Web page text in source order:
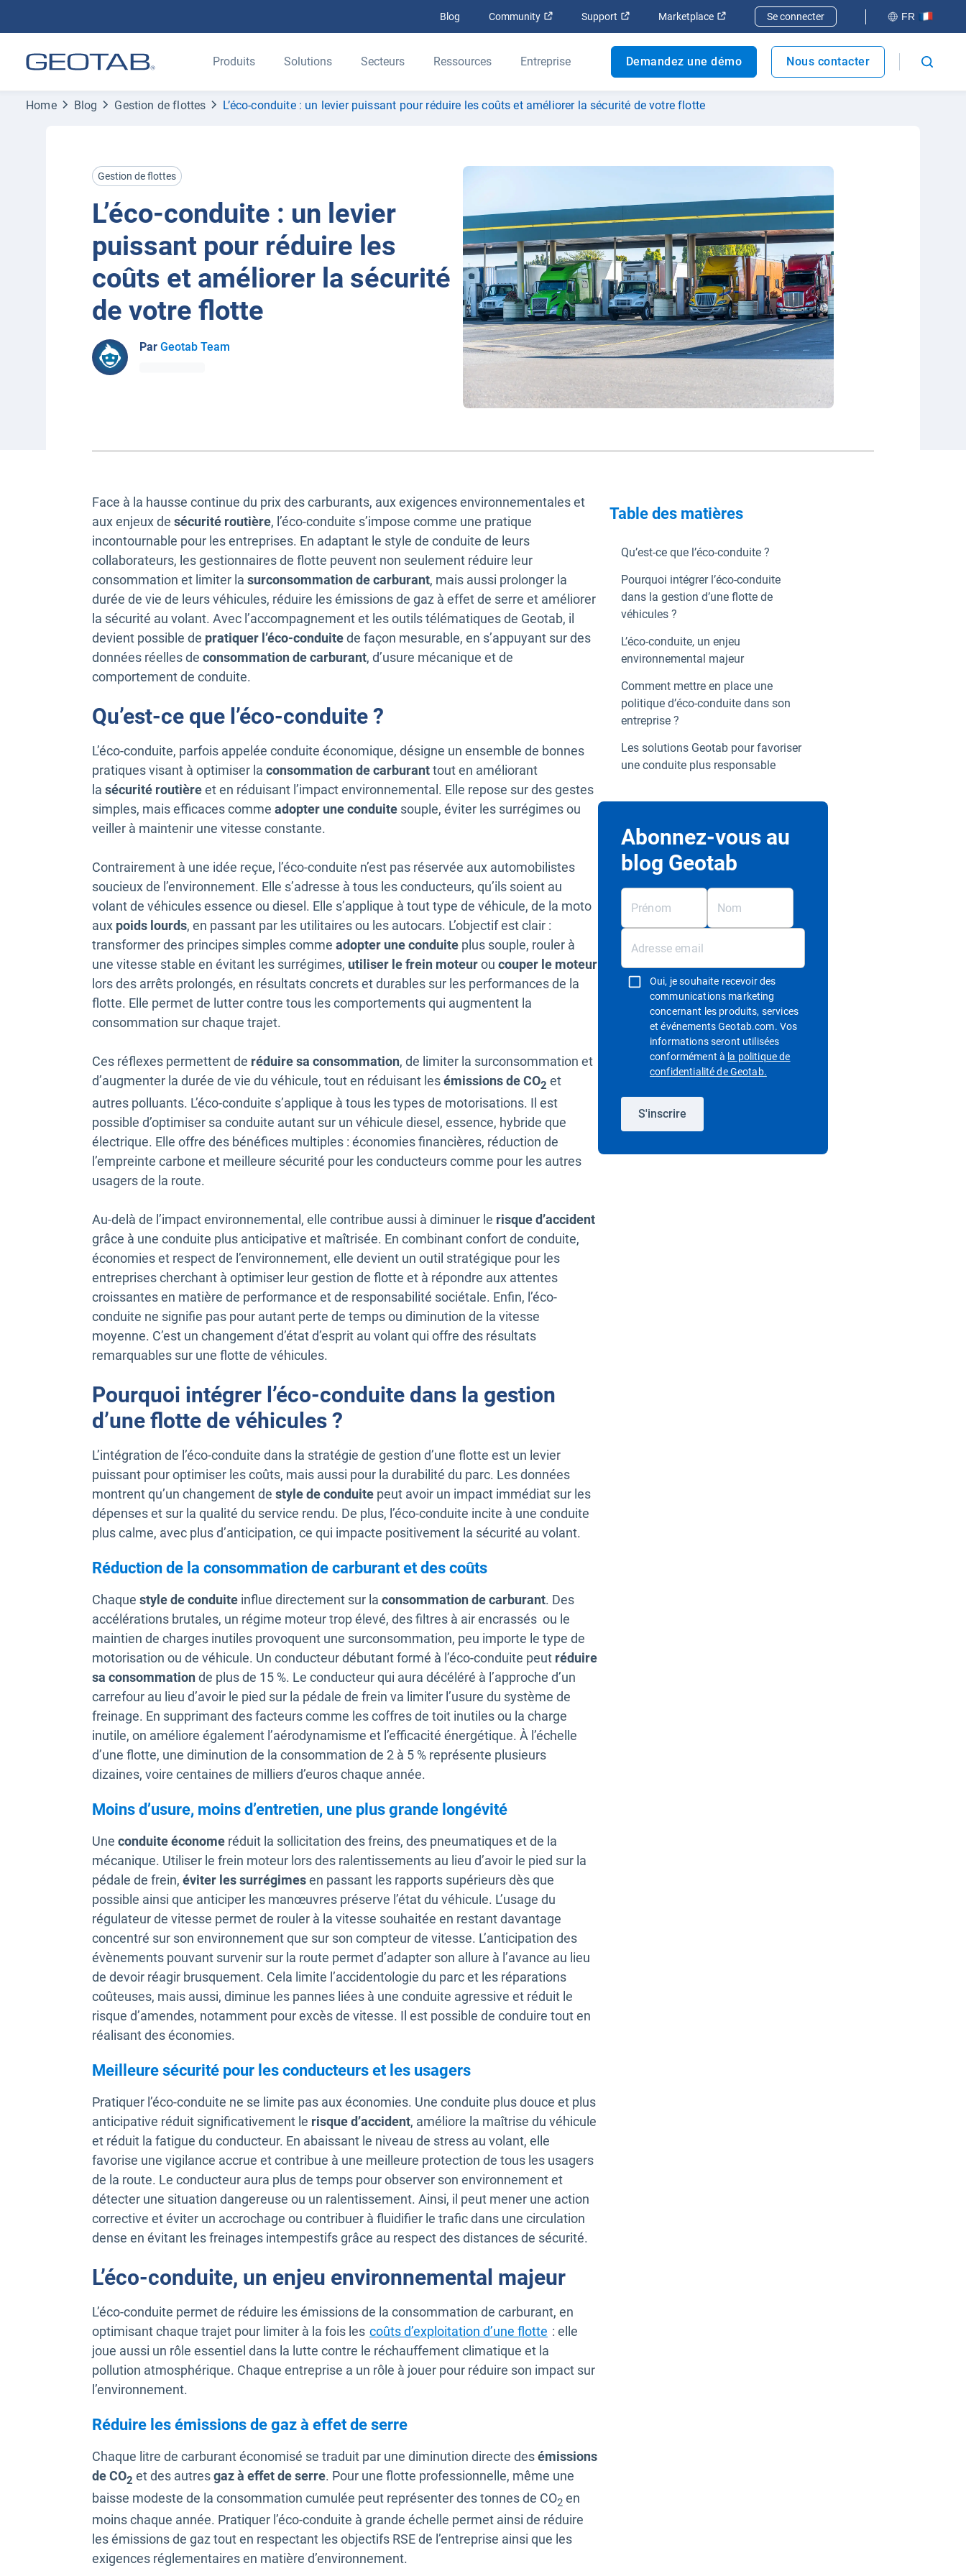
Blog Community Ouvrir dans une nouvelle fenêtre
Support Ouvrir dans une nouvelle fenêtre
Marketplace Ouvrir dans une nouvelle fenêtre
Se connecter FR
Produits Solutions Secteurs Ressources Entreprise Demandez une démo Nous contacter
Home Blog Gestion de flottes L’éco-conduite : un levier puissant pour réduire les coûts et améliorer la sécurité de votre flotte
Gestion de flottes
L’éco-conduite : un levier
puissant pour réduire les
coûts et améliorer la sécurité
de votre flotte
Par Geotab Team
Face à la hausse continue du prix des carburants, aux exigences environnementales et
aux enjeux de sécurité routière, l’éco-conduite s’impose comme une pratique
incontournable pour les entreprises. En adaptant le style de conduite de leurs
collaborateurs, les gestionnaires de flotte peuvent non seulement réduire leur
consommation et limiter la surconsommation de carburant, mais aussi prolonger la
durée de vie de leurs véhicules, réduire les émissions de gaz à effet de serre et améliorer
la sécurité au volant. Avec l’accompagnement et les outils télématiques de Geotab, il
devient possible de pratiquer l’éco-conduitede façon mesurable, en s’appuyant sur des
données réelles de consommation de carburant, d’usure mécanique et de
comportement de conduite.
Qu’est-ce que l’éco-conduite ?
L’éco-conduite, parfois appelée conduite économique, désigne un ensemble de bonnes
pratiques visant à optimiser la consommation de carburanttout en améliorant
la sécurité routièreet en réduisant l’impact environnemental. Elle repose sur des gestes
simples, mais efficaces comme adopter une conduite souple, éviter les surrégimes ou
veiller à maintenir une vitesse constante.
Contrairement à une idée reçue, l’éco-conduite n’est pas réservée aux automobilistes
soucieux de l’environnement. Elle s’adresse à tous les conducteurs, qu’ils soient au
volant de véhicules essence ou diesel. Elle s’applique à tout type de véhicule, de la moto
aux poids lourds, en passant par les utilitaires ou les autocars. L’objectif est clair :
transformer des principes simples comme adopter une conduite plus souple, rouler à
une vitesse stable en évitant les surrégimes, utiliser le frein moteurou couper le moteur
lors des arrêts prolongés, en résultats concrets et durables sur les performances de la
flotte. Elle permet de lutter contre tous les comportements qui augmentent la
consommation sur chaque trajet.
Ces réflexes permettent de réduire sa consommation, de limiter la surconsommation et
d’augmenter la durée de vie du véhicule, tout en réduisant lesémissions de CO2 et
autres polluants. L’éco-conduite s’applique à tous les types de motorisations. Il est
possible d’optimiser sa conduite autant sur un véhicule diesel, essence, hybride que
électrique. Elle offre des bénéfices multiples : économies financières, réduction de
l’empreinte carbone et meilleure sécurité pour les conducteurs comme pour les autres
usagers de la route.
Au-delà de l’impact environnemental, elle contribue aussi à diminuer le risque d’accident
grâce à une conduite plus anticipative et maîtrisée. En combinant confort de conduite,
économies et respect de l’environnement, elle devient un outil stratégique pour les
entreprises cherchant à optimiser leur gestion de flotte et à répondre aux attentes
croissantes en matière de performance et de responsabilité sociétale. Enfin, l’éco-
conduite ne signifie pas pour autant perte de temps ou diminution de la vitesse
moyenne. C’est un changement d’état d’esprit au volant qui offre des résultats
remarquables sur une flotte de véhicules.
Pourquoi intégrer l’éco-conduite dans la gestion
d’une flotte de véhicules ?
L’intégration de l’éco-conduite dans la stratégie de gestion d’une flotte est un levier
puissant pour optimiser les coûts, mais aussi pour la durabilité du parc. Les données
montrent qu’un changement de style de conduite peut avoir un impact immédiat sur les
dépenses et sur la qualité du service rendu. De plus, l’éco-conduite incite à une conduite
plus calme, avec plus d’anticipation, ce qui impacte positivement la sécurité au volant.
Réduction de la consommation de carburant et des coûts
Chaque style de conduite influe directement sur la consommation de carburant. Des
accélérations brutales, un régime moteur trop élevé, des filtres à air encrassés ou le
maintien de charges inutiles provoquent une surconsommation, peu importe le type de
motorisation ou de véhicule. Un conducteur débutant formé à l’éco-conduite peut réduire
sa consommationde plus de 15 %. Le conducteur qui aura décéléré à l’approche d’un
carrefour au lieu d’avoir le pied sur la pédale de frein va limiter l’usure du système de
freinage. En supprimant des facteurs comme les coffres de toit inutiles ou la charge
inutile, on améliore également l’aérodynamisme et l’efficacité énergétique. À l’échelle
d’une flotte, une diminution de la consommation de 2 à 5 % représente plusieurs
dizaines, voire centaines de milliers d’euros chaque année.
Moins d’usure, moins d’entretien, une plus grande longévité
Une conduite économe réduit la sollicitation des freins, des pneumatiques et de la
mécanique. Utiliser le frein moteur lors des ralentissements au lieu d’avoir le pied sur la
pédale de frein, éviter les surrégimesen passant les rapports supérieurs dès que
possible ainsi que anticiper les manœuvres préserve l’état du véhicule. L’usage du
régulateur de vitesse permet de rouler à la vitesse souhaitée en restant davantage
concentré sur son environnement que sur son compteur de vitesse. L’anticipation des
évènements pouvant survenir sur la route permet d’adapter son allure à l’avance au lieu
de devoir réagir brusquement. Cela limite l’accidentologie du parc et les réparations
coûteuses, mais aussi, diminue les pannes liées à une conduite agressive et réduit le
risque d’amendes, notamment pour excès de vitesse. Il est possible de conduire tout en
réalisant des économies.
Meilleure sécurité pour les conducteurs et les usagers
Pratiquer l’éco-conduite ne se limite pas aux économies. Une conduite plus douce et plus
anticipative réduit significativement le risque d’accident, améliore la maîtrise du véhicule
et réduit la fatigue du conducteur. En abaissant le niveau de stress au volant, elle
favorise une vigilance accrue et contribue à une meilleure protection de tous les usagers
de la route. Le conducteur aura plus de temps pour observer son environnement et
détecter une situation dangereuse ou un ralentissement. Ainsi, il peut mener une action
corrective et éviter un accrochage ou contribuer à fluidifier le trafic dans une circulation
dense en évitant les freinages intempestifs grâce au respect des distances de sécurité.
L’éco-conduite, un enjeu environnemental majeur
L’éco-conduite permet de réduire les émissions de la consommation de carburant, en
optimisant chaque trajet pour limiter à la fois les coûts d’exploitation d’une flotte : elle
joue aussi un rôle essentiel dans la lutte contre le réchauffement climatique et la
pollution atmosphérique. Chaque entreprise a un rôle à jouer pour réduire son impact sur
l’environnement.
Réduire les émissions de gaz à effet de serre
Chaque litre de carburant économisé se traduit par une diminution directe desémissions
de CO2 et des autresgaz à effet de serre. Pour une flotte professionnelle, même une
baisse modeste de la consommation cumulée peut représenter des tonnes de CO2 en
moins chaque année. Pratiquer l’éco-conduite à grande échelle permet ainsi de réduire
les émissions de gaz tout en respectant les objectifs RSE de l’entreprise ainsi que les
exigences réglementaires en matière d’environnement.
Table des matières
Qu’est-ce que l’éco-conduite ?
Pourquoi intégrer l’éco-conduite
dans la gestion d’une flotte de
véhicules ?
L’éco-conduite, un enjeu
environnemental majeur
Comment mettre en place une
politique d’éco-conduite dans son
entreprise ?
Les solutions Geotab pour favoriser
une conduite plus responsable
Abonnez-vous au
blog Geotab
Oui, je souhaite recevoir des
communications marketing
concernant les produits, services
et événements Geotab.com. Vos
informations seront utilisées
conformément à la politique de
confidentialité de Geotab.Ouvrir dans une nouvelle fenêtre
S'inscrire